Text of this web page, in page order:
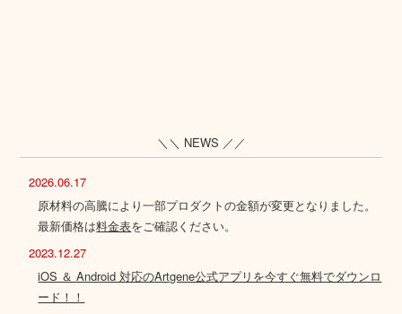
＼＼ NEWS ／／
2026.06.17
原材料の高騰により一部プロダクトの金額が変更となりました。
最新価格は料金表をご確認ください。
2023.12.27
iOS ＆ Android 対応のArtgene公式アプリを今すぐ無料でダウンロ
ード！！